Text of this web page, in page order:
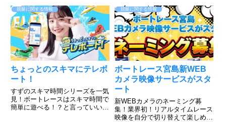
競艇に関する情報
ちょっとのスキマにテレボ
ート！
すずのスキマ時間シリーズを一気
見！ボートレースはスキマ時間で
簡単に遊べる！？と言っていいの
競艇に関する情報
ボートレース宮島新WEB
カメラ映像サービスがスタ
ート
新WEBカメラのネーミング募
集！業界初！リアルタイムレース
映像を自分で切り替えて楽しめ